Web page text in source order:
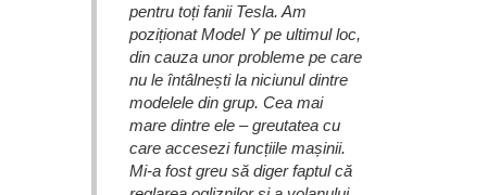
pentru toți fanii Tesla. Am
poziționat Model Y pe ultimul loc,
din cauza unor probleme pe care
nu le întâlnești la niciunul dintre
modelele din grup. Cea mai
mare dintre ele – greutatea cu
care accesezi funcțiile mașinii.
Mi-a fost greu să diger faptul că